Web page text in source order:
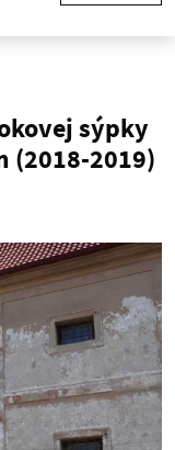
sýpky
(2018-2019)